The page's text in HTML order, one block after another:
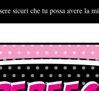
sicuri che tu possa avere la